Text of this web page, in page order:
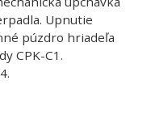
Upnutie
púzdro hriadeľa
CPK-C1.